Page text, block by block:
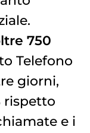
750
Telefono
giorni,
rispetto
e i